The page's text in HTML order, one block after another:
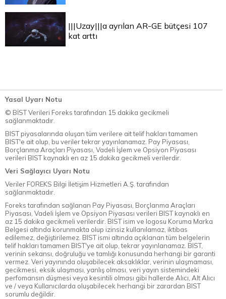
|||Uzay|||a ayrılan AR-GE bütçesi 107
kat arttı
Yasal Uyarı Notu
© BİST Verileri Foreks tarafından 15 dakika gecikmeli
sağlanmaktadır.
BIST piyasalarında oluşan tüm verilere ait telif hakları tamamen
BIST'e ait olup, bu veriler tekrar yayınlanamaz. Pay Piyasası,
Borçlanma Araçları Piyasası, Vadeli İşlem ve Opsiyon Piyasası
verileri BIST kaynaklı en az 15 dakika gecikmeli verilerdir.
Veri Sağlayıcı Uyarı Notu
Veriler FOREKS Bilgi İletişim Hizmetleri A.Ş. tarafından
sağlanmaktadır.
Foreks tarafından sağlanan Pay Piyasası, Borçlanma Araçları
Piyasası, Vadeli İşlem ve Opsiyon Piyasası verileri BIST kaynaklı en
az 15 dakika gecikmeli verilerdir. BIST isim ve logosu Koruma Marka
Belgesi altında korunmakta olup izinsiz kullanılamaz, iktibas
edilemez, değiştirilemez. BIST ismi altında açıklanan tüm belgelerin
telif hakları tamamen BIST'ye ait olup, tekrar yayınlanamaz. BIST,
verinin sekansı, doğruluğu ve tamlığı konusunda herhangi bir garanti
vermez. Veri yayınında oluşabilecek aksaklıklar, verinin ulaşmaması,
gecikmesi, eksik ulaşması, yanlış olması, veri yayın sistemindeki
perfomansın düşmesi veya kesintili olması gibi hallerde Alıcı, Alt Alıcı
ve / veya Kullanıcılarda oluşabilecek herhangi bir zarardan BIST
sorumlu değildir.